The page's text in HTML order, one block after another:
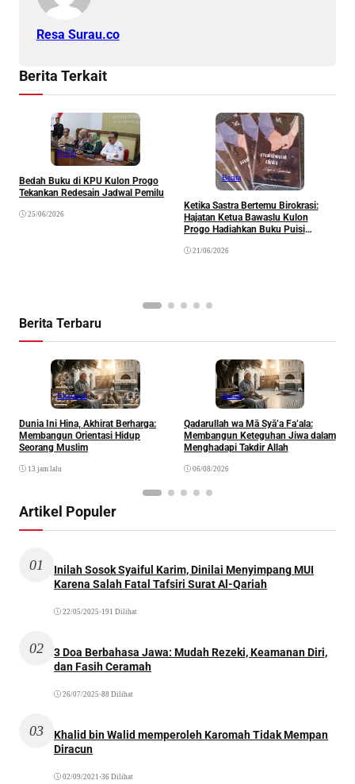
Resa Surau.co
Berita Terkait
Berita
Bedah Buku di KPU Kulon Progo
Tekankan Redesain Jadwal Pemilu
25/06/2026
Berita
Ketika Sastra Bertemu Birokrasi:
Hajatan Ketua Bawaslu Kulon
Progo Hadiahkan Buku Puisi
21/06/2026
Berita Terbaru
Khazanah
Dunia Ini Hina, Akhirat Berharga:
Membangun Orientasi Hidup
Seorang Muslim
13 jam lalu
Ibadah
Qadarullah wa Mā Syā’a Fa’ala:
Membangun Keteguhan Jiwa dalam
Menghadapi Takdir Allah
06/08/2026
Artikel Populer
01
Inilah Sosok Syaiful Karim, Dinilai Menyimpang MUI
Karena Salah Fatal Tafsiri Surat Al-Qariah
22/05/2025 •191 Dilihat
02
3 Doa Berbahasa Jawa: Mudah Rezeki, Keamanan Diri,
dan Fasih Ceramah
26/07/2025 •88 Dilihat
03
Khalid bin Walid memperoleh Karomah Tidak Mempan
Diracun
02/09/2021 •36 Dilihat